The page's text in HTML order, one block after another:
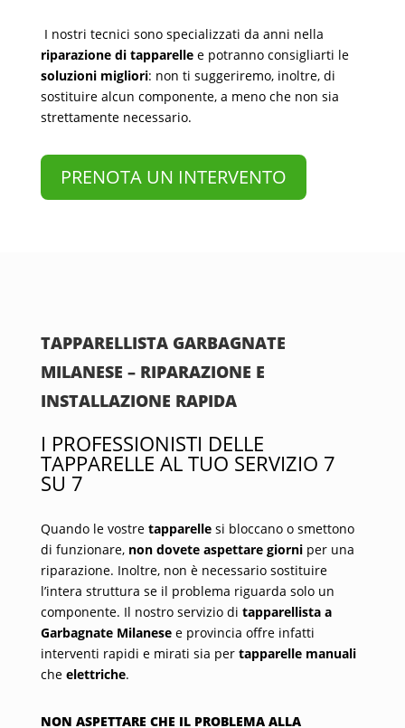
I nostri tecnici sono specializzati da anni nella
riparazione di tapparellee potranno consigliarti le
soluzioni migliori: non ti suggeriremo, inoltre, di
sostituire alcun componente, a meno che non sia
strettamente necessario.
PRENOTA UN INTERVENTO
TAPPARELLISTA GARBAGNATE
MILANESE – RIPARAZIONE E
INSTALLAZIONE RAPIDA
I PROFESSIONISTI DELLE
TAPPARELLE AL TUO SERVIZIO 7
SU 7
Quando le vostre tapparellesi bloccano o smettono
di funzionare, non dovete aspettare giorniper una
riparazione. Inoltre, non è necessario sostituire
l’intera struttura se il problema riguarda solo un
componente. Il nostro servizio di tapparellista a
Garbagnate Milanesee provincia offre infatti
interventi rapidi e mirati sia per tapparelle manuali
che elettriche.
NON ASPETTARE CHE IL PROBLEMA ALLA